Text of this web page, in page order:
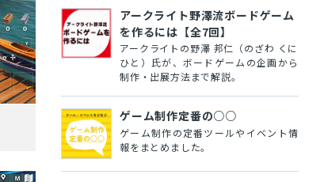
アークライト野澤流ボードゲーム
を作るには【全7回】
アークライトの野澤 邦仁（のざわ くに
ひと）氏が、ボードゲームの企画から
制作・出展方法まで解説。
ゲーム制作定番の○○
ゲーム制作の定番ツールやイベント情
報をまとめました。